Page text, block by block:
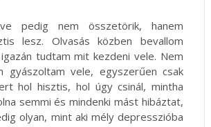
pedig nem összetörik, hanem
lesz. Olvasás közben bevallom
tudtam mit kezdeni vele. Nem
gyászoltam vele, egyszerűen csak
hol hisztis, hol úgy csinál, mintha
semmi és mindenki mást hibáztat,
olyan, mint aki mély depresszióba